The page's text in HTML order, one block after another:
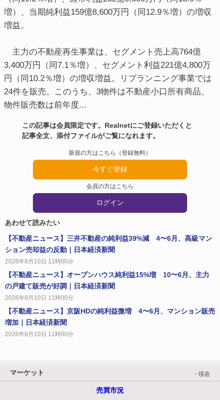
増）、当期純利益159億8,600万円（同12.9％増）の増収
増益。
主力の不動産再生事業は、セグメント売上高764億
3,400万円（同7.1％増）、セグメント利益221億4,800万
円（同10.2％増）の増収増益。リプランニング事業では
24件を販売。このうち、3物件は不動産小口所有商品。
物件販売数は前年度...
この記事は会員限定です。Realnetにご登録いただくと
記事全文、添付ファイルがご覧になれます。
新規の方はこちら（登録無料）
今すぐ登録
会員の方はこちら
ログイン
あわせて読みたい
【不動産ニュース】三井不動産の純利益39%減 4〜6月、高級マン
ション売却益の反動｜日本経済新聞
2026年8月10日 11時00分
【不動産ニュース】オープンハウス純利益15%増 10〜6月、主力
の戸建て販売が好調｜日本経済新聞
2026年8月10日 11時00分
【不動産ニュース】京阪HDの純利益微増 4〜6月、マンション販売
増加｜日本経済新聞
2026年8月10日 11時00分
マーケット - 現在
売買市況